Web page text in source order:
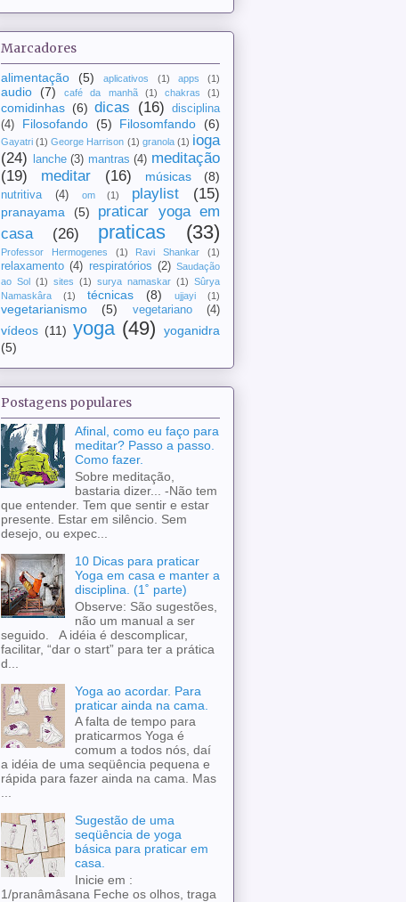
Marcadores
alimentação (5) aplicativos (1) apps (1)
audio (7) café da manhã (1) chakras (1)
comidinhas (6) dicas (16)
disciplina
(4)
Filosofando (5) Filosomfando (6)
Gayatri (1) George Harrison (1) granola (1) ioga
(24)
lanche (3) mantras (4) meditação
(19)
meditar (16) músicas (8)
nutritiva (4) om (1) playlist (15)
pranayama (5)
praticar yoga em
casa
(26) praticas (33)
Professor Hermogenes (1) Ravi Shankar (1)
relaxamento (4) respiratórios (2) Saudação
ao Sol (1) sites (1) surya namaskar (1) Sûrya
Namaskâra
(1) técnicas (8) ujjayi (1)
vegetarianismo (5) vegetariano (4)
vídeos (11) yoga (49)
yoganidra
(5)
Postagens populares
Afinal, como eu faço para
meditar? Passo a passo.
Como fazer.
Sobre meditação,
bastaria dizer... -Não tem
que entender. Tem que sentir e estar
presente. Estar em silêncio. Sem
desejo, ou expec...
10 Dicas para praticar
Yoga em casa e manter a
disciplina. (1˚ parte)
Observe: São sugestões,
não um manual a ser
seguido. A idéia é descomplicar,
facilitar, “dar o start” para ter a prática
d...
Yoga ao acordar. Para
praticar ainda na cama.
A falta de tempo para
praticarmos Yoga é
comum a todos nós, daí
a idéia de uma seqüência pequena e
rápida para fazer ainda na cama. Mas
...
Sugestão de uma
seqüência de yoga
básica para praticar em
casa.
Inicie em :
1/pranâmâsana Feche os olhos, traga